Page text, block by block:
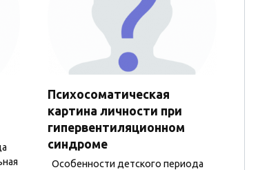
Психосоматическая
картина личности при
гипервентиляционном
синдроме
Особенности детского периода